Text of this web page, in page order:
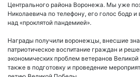
Центрального района Воронежа. Мы уже
Николаевича по телефону, его голос бодр
над «проклятой пандемией».
Награды получили воронежцы, внесшие
патриотическое воспитание граждан и
экономических проблем ветеранов
также в подготовку и проведение